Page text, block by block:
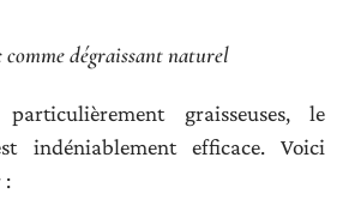
dégraissant naturel
graisseuses, le
indéniablement efficace. Voici
: